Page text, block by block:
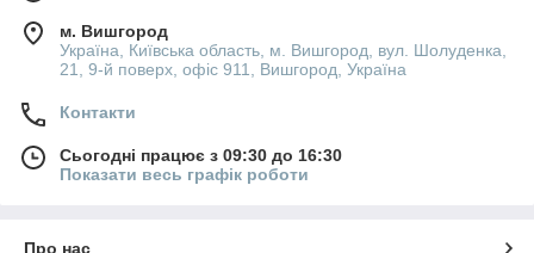
м. Вишгород
Україна, Київська область, м. Вишгород, вул. Шолуденка,
21, 9-й поверх, офіс 911, Вишгород, Україна
Контакти
Сьогодні працює з 09:30 до 16:30
Показати весь графік роботи
Про нас